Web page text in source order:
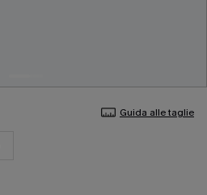
Guida alle taglie